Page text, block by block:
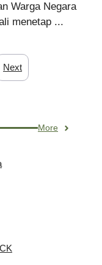
Warga Negara
menetap ...
Next
More